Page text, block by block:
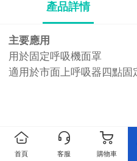
產品詳情
主要應用
用於固定呼吸機面罩
適用於市面上呼吸器四點固
首頁 客服 購物車